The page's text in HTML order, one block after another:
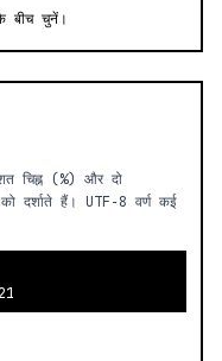
बीच चुनें।
चिह्न (%) और दो
दर्शाते हैं। UTF‑8 वर्ण कई